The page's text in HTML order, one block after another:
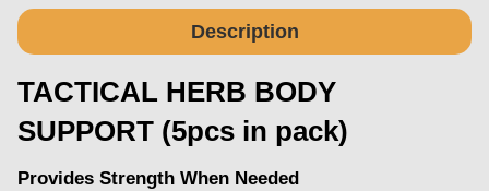
Description
TACTICAL HERB BODY
SUPPORT (5pcs in pack)
Provides Strength When Needed